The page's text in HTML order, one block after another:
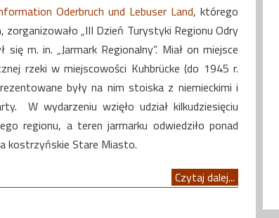
Oderbruch und Lebuser Land, którego
„III Dzień Turystyki Regionu Odry
m. in. „Jarmark Regionalny”. Miał on miejsce
rzeki w miejscowości Kuhbrücke (do 1945 r.
były na nim stoiska z niemieckimi i
W wydarzeniu wzięło udział kilkudziesięciu
regionu, a teren jarmarku odwiedziło ponad
kostrzyńskie Stare Miasto.
Czytaj dalej...